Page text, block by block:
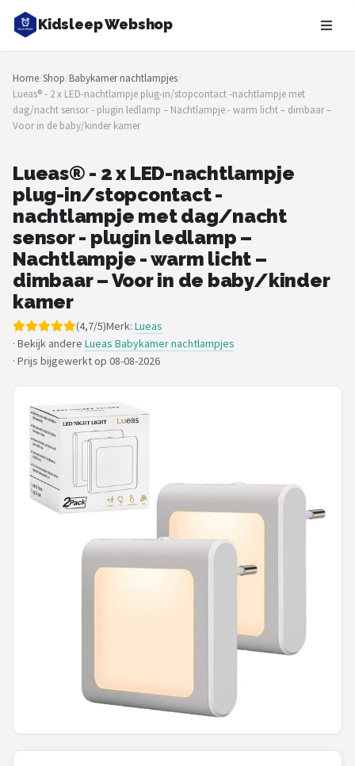
Kidsleep Webshop
Zoeken
NAVIGATIE
Shop
Blog
Slaaptrainers
Nachtlampjes
Slaaphulpen
Babyprojectors
Shop
POPULAIRE MERKEN
Alecto
Zazu
Aigostar
Countryfield
Home/Shop/Babykamer nachtlampjes/
Lueas® - 2 x LED-nachtlampje plug-in/stopcontact -nachtlampje met
dag/nacht sensor - plugin ledlamp – Nachtlampje - warm licht – dimbaar –
Voor in de baby/kinder kamer
Lueas® - 2 x LED-nachtlampje
plug-in/stopcontact -
nachtlampje met dag/nacht
sensor - plugin ledlamp –
Nachtlampje - warm licht –
dimbaar – Voor in de baby/kinder
kamer
(4,7/5)Merk: Lueas
· Bekijk andere Lueas Babykamer nachtlampjes
· Prijs bijgewerkt op 08-08-2026